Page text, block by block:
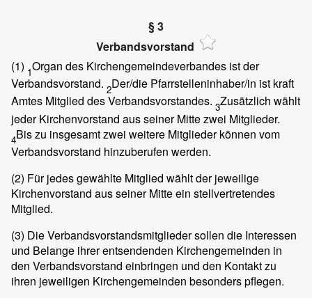
§ 3
Verbandsvorstand
(1) 1Organ des Kirchengemeindeverbandes ist der
Verbandsvorstand. 2Der/die Pfarrstelleninhaber/in ist kraft
Amtes Mitglied des Verbandsvorstandes. 3Zusätzlich wählt
jeder Kirchenvorstand aus seiner Mitte zwei Mitglieder.
4Bis zu insgesamt zwei weitere Mitglieder können vom
Verbandsvorstand hinzuberufen werden.
(2) Für jedes gewählte Mitglied wählt der jeweilige
Kirchenvorstand aus seiner Mitte ein stellvertretendes
Mitglied.
(3) Die Verbandsvorstandsmitglieder sollen die Interessen
und Belange ihrer entsendenden Kirchengemeinden in
den Verbandsvorstand einbringen und den Kontakt zu
ihren jeweiligen Kirchengemeinden besonders pflegen.